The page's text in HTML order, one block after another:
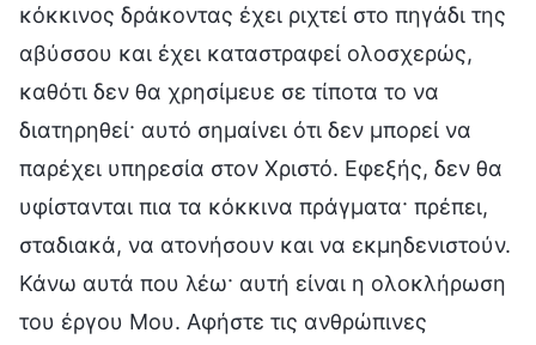
κόκκινος δράκοντας έχει ριχτεί στο πηγάδι της
αβύσσου και έχει καταστραφεί ολοσχερώς,
καθότι δεν θα χρησίμευε σε τίποτα το να
διατηρηθεί· αυτό σημαίνει ότι δεν μπορεί να
παρέχει υπηρεσία στον Χριστό. Εφεξής, δεν θα
υφίστανται πια τα κόκκινα πράγματα· πρέπει,
σταδιακά, να ατονήσουν και να εκμηδενιστούν.
Κάνω αυτά που λέω· αυτή είναι η ολοκλήρωση
του έργου Μου. Αφήστε τις ανθρώπινες